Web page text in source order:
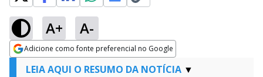
A+ A-
Adicione como fonte preferencial no Google
Opens in new window
LEIA AQUI O RESUMO DA NOTÍCIA